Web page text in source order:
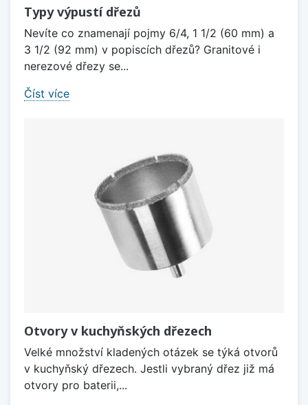
Typy výpustí dřezů
Nevíte co znamenají pojmy 6/4, 1 1/2 (60 mm) a
3 1/2 (92 mm) v popiscích dřezů? Granitové i
nerezové dřezy se...
Číst více
Otvory v kuchyňských dřezech
Velké množství kladených otázek se týká otvorů
v kuchyňský dřezech. Jestli vybraný dřez již má
otvory pro baterii,...